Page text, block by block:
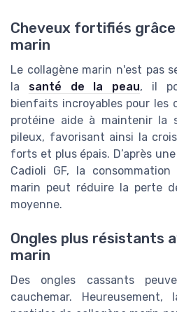
Cheveux fortifiés grâce
marin
Le collagène marin n'est pas
la santé de la peau, il
bienfaits incroyables pour les
protéine aide à maintenir la
pileux, favorisant ainsi la
forts et plus épais. D’après
Cadioli GF, la
marin peut réduire la perte
moyenne.
Ongles plus résistants
marin
Des ongles cassants
cauchemar. Heureusement,